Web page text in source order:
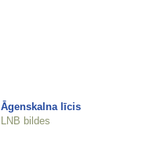
Āgenskalna līcis
LNB bildes